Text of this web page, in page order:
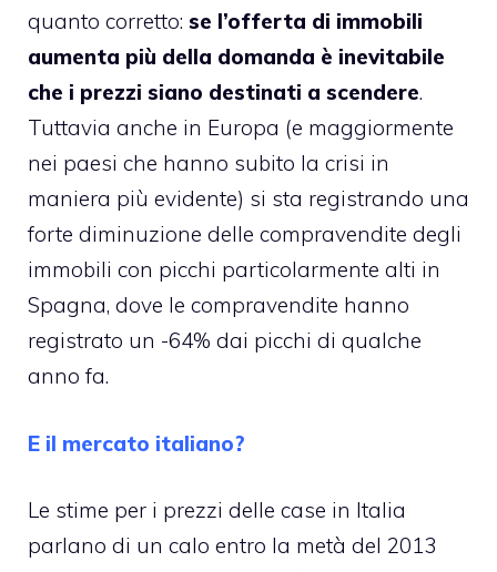
quanto corretto: se l’offerta di immobili
aumenta più della domanda è inevitabile
che i prezzi siano destinati a scendere.
Tuttavia anche in Europa (e maggiormente
nei paesi che hanno subito la crisi in
maniera più evidente) si sta registrando una
forte diminuzione delle compravendite degli
immobili con picchi particolarmente alti in
Spagna, dove le compravendite hanno
registrato un -64% dai picchi di qualche
anno fa.
E il mercato italiano?
Le stime per i prezzi delle case in Italia
parlano di un calo entro la metà del 2013